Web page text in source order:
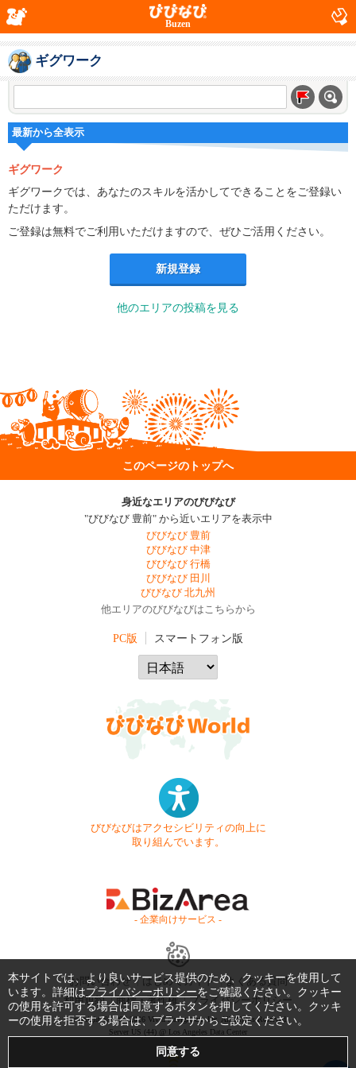
Buzen
ギグワーク
最新から全表示
ギグワーク
ギグワークでは、あなたのスキルを活かしてできることをご登録い
ただけます。
ご登録は無料でご利用いただけますので、ぜひご活用ください。
新規登録
他のエリアの投稿を見る
このページのトップへ
身近なエリアのびびなび
"びびなび 豊前" から近いエリアを表示中
びびなび 豊前
びびなび 中津
びびなび 行橋
びびなび 田川
びびなび 北九州
他エリアのびびなびはこちらから
PC版 スマートフォン版
びびなびはアクセシビリティの向上に
取り組んでいます。
- 企業向けサービス -
お問い合わせ はじめてガイド
よくある質問
利用規約
商標・著作権 プライバシーポリシー
Copyright © 1999-2026 Vivid Navigation, Inc. All Rights Reserved.
Server US (44) @ Los Angeles Data Center
本サイトでは、より良いサービス提供のため、クッキーを使用して
います。詳細はプライバシーポリシーをご確認ください。クッキー
の使用を許可する場合は同意するボタンを押してください。クッキ
ーの使用を拒否する場合は、ブラウザからご設定ください。